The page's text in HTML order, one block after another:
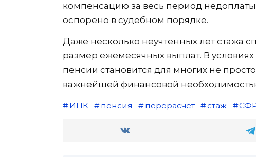
компенсацию за весь период
оспорено в судебном порядке.
Даже несколько неучтенных лет стажа
размер ежемесячных выплат. В
пенсии становится для многих не
важнейшей финансовой
ИПК пенсия перерасчет стаж